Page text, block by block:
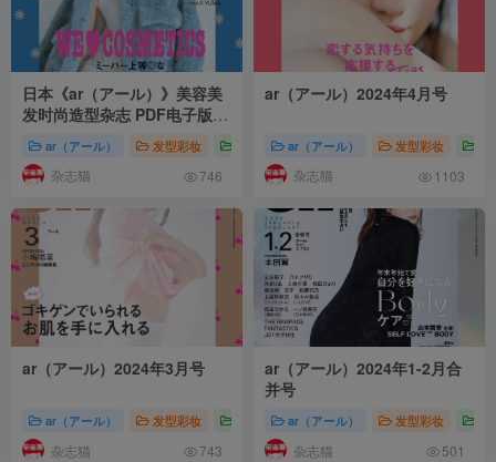
日本《ar（アール）》美容美
发时尚造型杂志 PDF电子版
ar（アール） 发型彩妆 株式会社主婦と生活社 ar（アール）美容
杂志猫 746
ar（アール）2024年4月号
ar（アール） 发型彩妆
杂志猫 1103
ar（アール）2024年3月号
ar（アール） 发型彩妆 株式会社主婦と生活社 ar（アール）美容
杂志猫 743
ar（アール）2024年1-2月合
并号
ar（アール） 发型彩妆
杂志猫 501